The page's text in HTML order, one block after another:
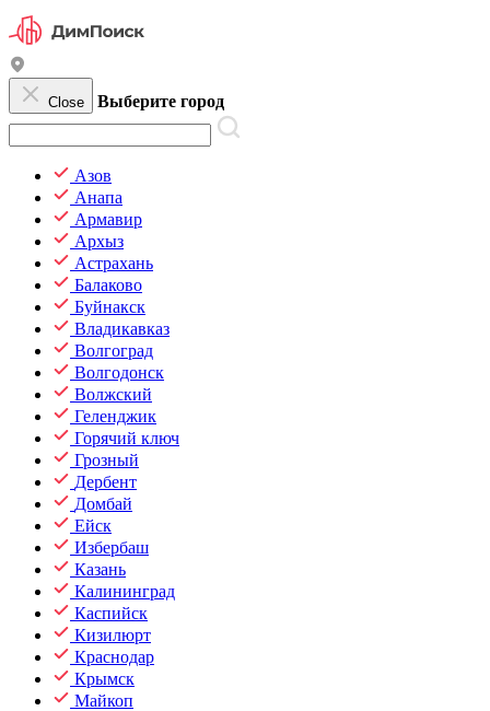
Close Выберите город
Азов
Анапа
Армавир
Архыз
Астрахань
Балаково
Буйнакск
Владикавказ
Волгоград
Волгодонск
Волжский
Геленджик
Горячий ключ
Грозный
Дербент
Домбай
Ейск
Избербаш
Казань
Калининград
Каспийск
Кизилюрт
Краснодар
Крымск
Майкоп